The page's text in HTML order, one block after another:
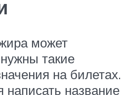
может
такие
на билетах.
написать название